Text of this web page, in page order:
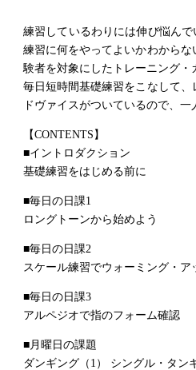
練習しているわりには伸び悩ん
練習に何をやってよいかわから
験者を対象にしたトレーニング・
毎日短時間基礎練習をこなして
ドヴァイスがついているので、一
【CONTENTS】
■イントロダクション
基礎練習をはじめる前に
■毎日の日課1
ロングトーンから始めよう
■毎日の日課2
スケール練習でウォーミング・ア
■毎日の日課3
アルペジオで指のフォーム確認
■月曜日の課題
ダンギング（1） シングル・タン